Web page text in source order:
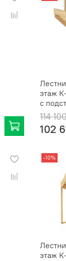
этаж
с
114
102
-10%
этаж